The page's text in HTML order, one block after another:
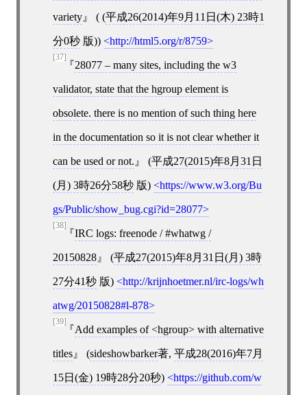
variety ( (平成26(2014)年9月11日(木) 23時1
分0秒版)) http://html5.org/r/8759
[37]
28077 – many sites, including the w3
validator, state that the hgroup element is
obsolete. there is no mention of such thing here
in the documentation so it is not clear whether it
can be used or not. (平成27(2015)年8月31日
(月) 3時26分58秒版) https://www.w3.org/Bu
gs/Public/show_bug.cgi?id=28077
[38]
IRC logs: freenode / #whatwg /
20150828 (平成27(2015)年8月31日(月) 3時
27分41秒版) http://krijnhoetmer.nl/irc-logs/wh
atwg/20150828#l-878
[39]
Add examples of <hgroup> with alternative
titles (sideshowbarker著, 平成28(2016)年7月
15日(金) 19時28分20秒) https://github.com/w